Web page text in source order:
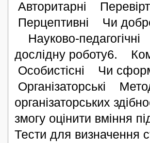
Авторитарні
Перцептивні Чи
Науково-педагогічні
дослідну роботу6.
Особистісні Чи
Організаторські
організаторських
змогу оцінити вміння
Тести для визначення